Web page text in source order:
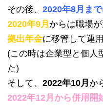
その後、 2020年8月ま
2020年9月 からは職場
拠出年金に移管して運用
(この時は企業型と個人
た)
そして、 2022年10月 か
2022年12月から併用開